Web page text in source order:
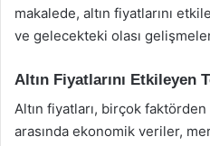
makalede, altın fiyatlarını
ve gelecekteki olası
Altın Fiyatlarını Etkileyen
Altın fiyatları, birçok
arasında ekonomik veriler,